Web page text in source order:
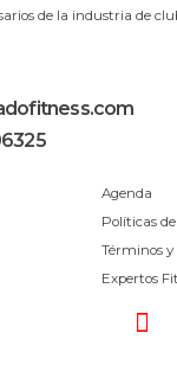
de la industria de
Agenda
Políticas
Términos y
Expertos